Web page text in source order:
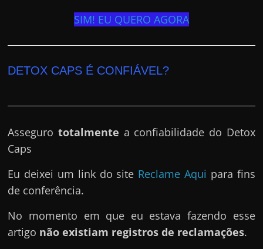
SIM! EU QUERO AGORA
DETOX CAPS É CONFIÁVEL?
Assegurototalmente a confiabilidade do Detox
Caps
Eu deixei um link do site Reclame Aqui para fins
de conferência.
No momento em que eu estava fazendo esse
artigo não existiam registros de reclamações.